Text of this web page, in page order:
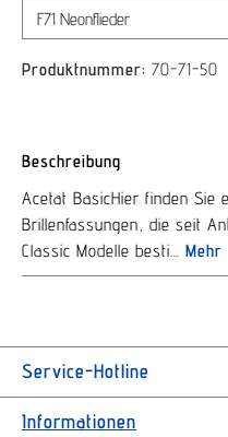
Produktnummer: 70-71-50
Beschreibung
Acetat BasicHier finden Sie
Brillenfassungen, die seit
Classic Modelle besti… Mehr
Service-Hotline
Informationen